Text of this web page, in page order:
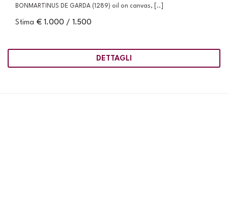
BONMARTINUS DE GARDA (1289) oil on canvas, [..]
Stima € 1.000 / 1.500
DETTAGLI